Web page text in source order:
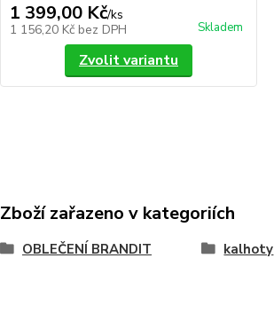
1 399,00 Kč/ks
1 156,20 Kč bez DPH Skladem
Zvolit variantu
Zboží zařazeno v kategoriích
OBLEČENÍ BRANDIT kalhoty